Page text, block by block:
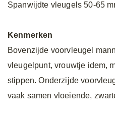
Spanwijdte vleugels 50-65
Kenmerken
Bovenzijde voorvleugel
vleugelpunt, vrouwtje idem,
stippen. Onderzijde
vaak samen vloeiende,